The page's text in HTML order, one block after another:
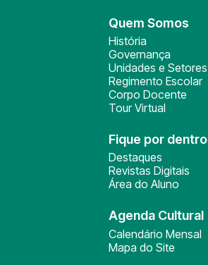
Quem Somos
História
Governança
Unidades e Setores
Regimento Escolar
Corpo Docente
Tour Virtual
Fique por dentro
Destaques
Revistas Digitais
Área do Aluno
Agenda Cultural
Calendário Mensal
Mapa do Site